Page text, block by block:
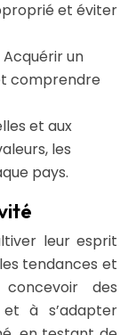
et éviter
un
comprendre
et aux
les
pays.
leur esprit
tendances et
des
à s’adapter